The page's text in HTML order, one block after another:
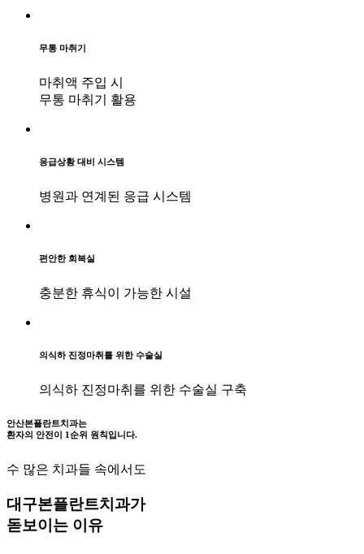
무통 마취기
마취액 주입 시
무통 마취기 활용
응급상황 대비 시스템
병원과 연계된 응급 시스템
편안한 회복실
충분한 휴식이 가능한 시설
의식하 진정마취를 위한 수술실
의식하 진정마취를 위한 수술실 구축
안산본플란트치과는
환자의 안전이 1순위 원칙입니다.
수 많은 치과들 속에서도
대구본플란트치과가
돋보이는 이유